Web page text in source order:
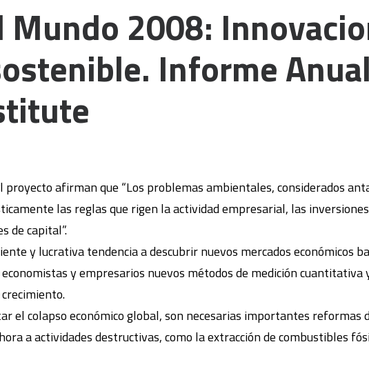
Mundo 2008:
Informe
afirman que “Los problemas ambientales, considerados
las reglas que rigen la actividad empresarial, las
de capital”.
y lucrativa tendencia a descubrir nuevos mercados económicos
y empresarios nuevos métodos de medición
el colapso económico global, son necesarias importantes reformas
a actividades destructivas, como la extracción de combustibles